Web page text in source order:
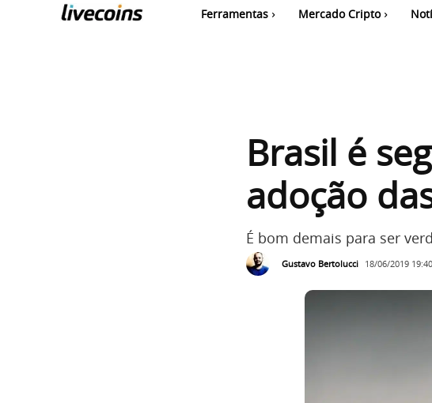
Ferramentas Mercado Cripto
Brasil é
adoção
É bom demais para ser
Gustavo Bertolucci 18/06/2019 19:40